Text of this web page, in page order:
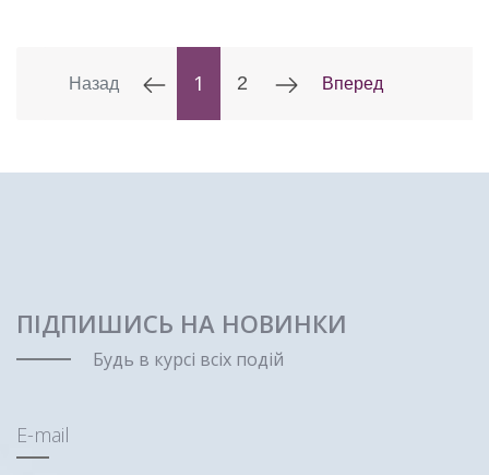
Назад 1 2 Вперед
ПІДПИШИСЬ НА НОВИНКИ
Будь в курсі всіх подій
E-mail